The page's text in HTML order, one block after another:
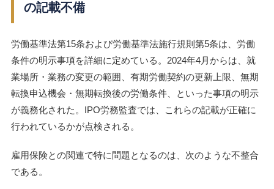
の記載不備
労働基準法第15条および労働基準法施行規則第5条は、労働
条件の明示事項を詳細に定めている。2024年4月からは、就
業場所・業務の変更の範囲、有期労働契約の更新上限、無期
転換申込機会・無期転換後の労働条件、といった事項の明示
が義務化された。IPO労務監査では、これらの記載が正確に
行われているかが点検される。
雇用保険との関連で特に問題となるのは、次のような不整合
である。